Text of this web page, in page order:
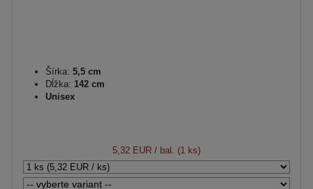
Šírka: 5,5 cm
Dĺžka: 142 cm
Unisex
5,32 EUR / bal. (1 ks)